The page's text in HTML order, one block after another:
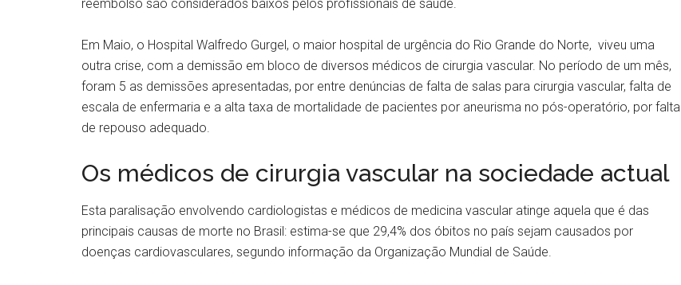
reembolso são considerados baixos pelos profissionais de saúde.
Em Maio, o Hospital Walfredo Gurgel, o maior hospital de urgência do Rio Grande do Norte, viveu uma
outra crise, com a demissão em bloco de diversos médicos de cirurgia vascular. No período de um mês,
foram 5 as demissões apresentadas, por entre denúncias de falta de salas para cirurgia vascular, falta de
escala de enfermaria e a alta taxa de mortalidade de pacientes por aneurisma no pós-operatório, por falta
de repouso adequado.
Os médicos de cirurgia vascular na sociedade actual
Esta paralisação envolvendo cardiologistas e médicos de medicina vascular atinge aquela que é das
principais causas de morte no Brasil: estima-se que 29,4% dos óbitos no país sejam causados por
doenças cardiovasculares, segundo informação da Organização Mundial de Saúde.